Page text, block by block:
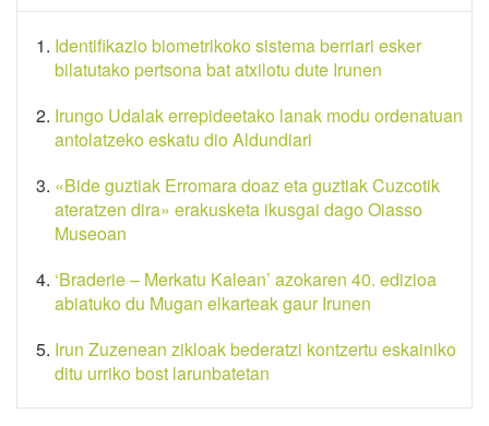
Identifikazio biometrikoko sistema berriari esker
bilatutako pertsona bat atxilotu dute Irunen
Irungo Udalak errepideetako lanak modu ordenatuan
antolatzeko eskatu dio Aldundiari
«Bide guztiak Erromara doaz eta guztiak Cuzcotik
ateratzen dira» erakusketa ikusgai dago Oiasso
Museoan
‘Braderie – Merkatu Kalean’ azokaren 40. edizioa
abiatuko du Mugan elkarteak gaur Irunen
Irun Zuzenean zikloak bederatzi kontzertu eskainiko
ditu urriko bost larunbatetan